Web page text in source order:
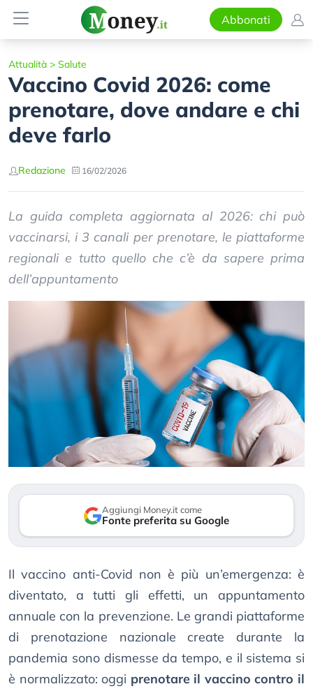
Abbonati
Attualità > Salute
Vaccino Covid 2026: come
prenotare, dove andare e chi
deve farlo
Redazione 16/02/2026
La guida completa aggiornata al 2026: chi può
vaccinarsi, i 3 canali per prenotare, le piattaforme
regionali e tutto quello che c’è da sapere prima
dell’appuntamento
Aggiungi Money.it come
Fonte preferita su Google
Il vaccino anti-Covid non è più un’emergenza: è
diventato, a tutti gli effetti, un appuntamento
annuale con la prevenzione. Le grandi piattaforme
di prenotazione nazionale create durante la
pandemia sono dismesse da tempo, e il sistema si
è normalizzato: oggi prenotare il vaccino contro il